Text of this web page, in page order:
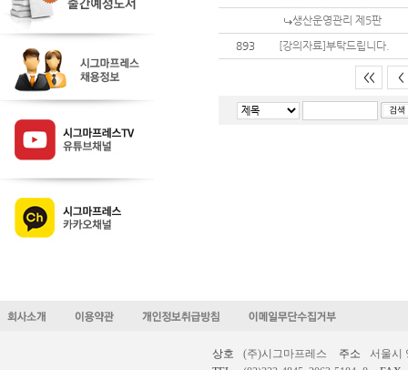
생산운영관리 제5판
893
[강의자료]부탁드립니다.
<< <
상호 (주)시그마프레스 주소
서울시